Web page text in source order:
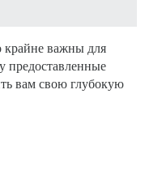
крайне важны для
предоставленные
вам свою глубокую